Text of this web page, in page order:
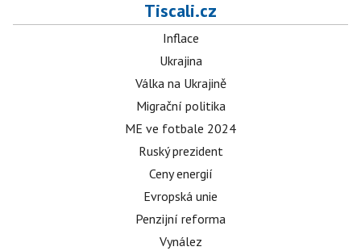
Tiscali.cz
Inflace
Ukrajina
Válka na Ukrajině
Migrační politika
ME ve fotbale 2024
Ruský prezident
Ceny energií
Evropská unie
Penzijní reforma
Vynález